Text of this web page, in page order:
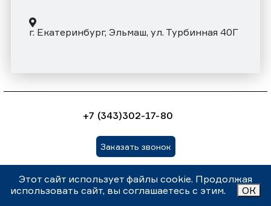
г. Екатеринбург, Эльмаш, ул. Турбинная 40Г
+7 (343)302-17-80
Заказать звонок
Внимание! Данный сайт носит информационный характер и
ни при каких условиях не является публичной офертой,
Этот сайт использует файлы cookie. Продолжая
использовать сайт, вы соглашаетесь с этим.
ОК